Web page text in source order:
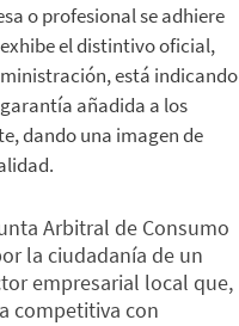
o profesional se adhiere
el distintivo oficial,
está indicando
añadida a los
dando una imagen de
Arbitral de Consumo
la ciudadanía de un
empresarial local que,
competitiva con